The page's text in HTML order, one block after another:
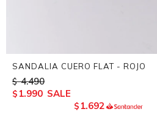
SANDALIA CUERO FLAT - ROJO
$ 4.490
$ 1.990
$ 1.692